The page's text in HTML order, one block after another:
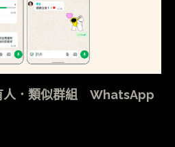
人．類似群組 WhatsApp